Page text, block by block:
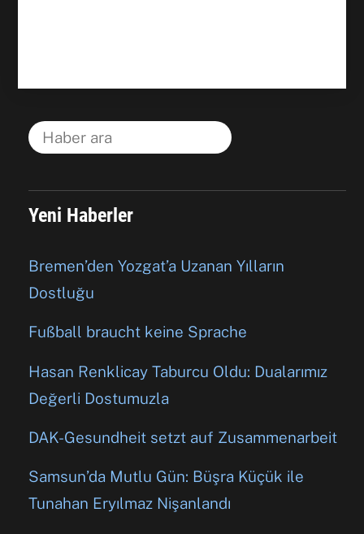
Yeni Haberler
Bremen’den Yozgat’a Uzanan Yılların
Dostluğu
Fußball braucht keine Sprache
Hasan Renklicay Taburcu Oldu: Dualarımız
Değerli Dostumuzla
DAK-Gesundheit setzt auf Zusammenarbeit
Samsun’da Mutlu Gün: Büşra Küçük ile
Tunahan Eryılmaz Nişanlandı